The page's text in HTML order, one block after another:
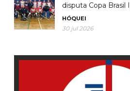
disputa Copa Brasil
HÓQUEI
30 jul 2026